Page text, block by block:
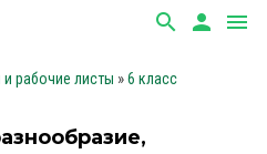
search person menu
и рабочие листы »6 класс